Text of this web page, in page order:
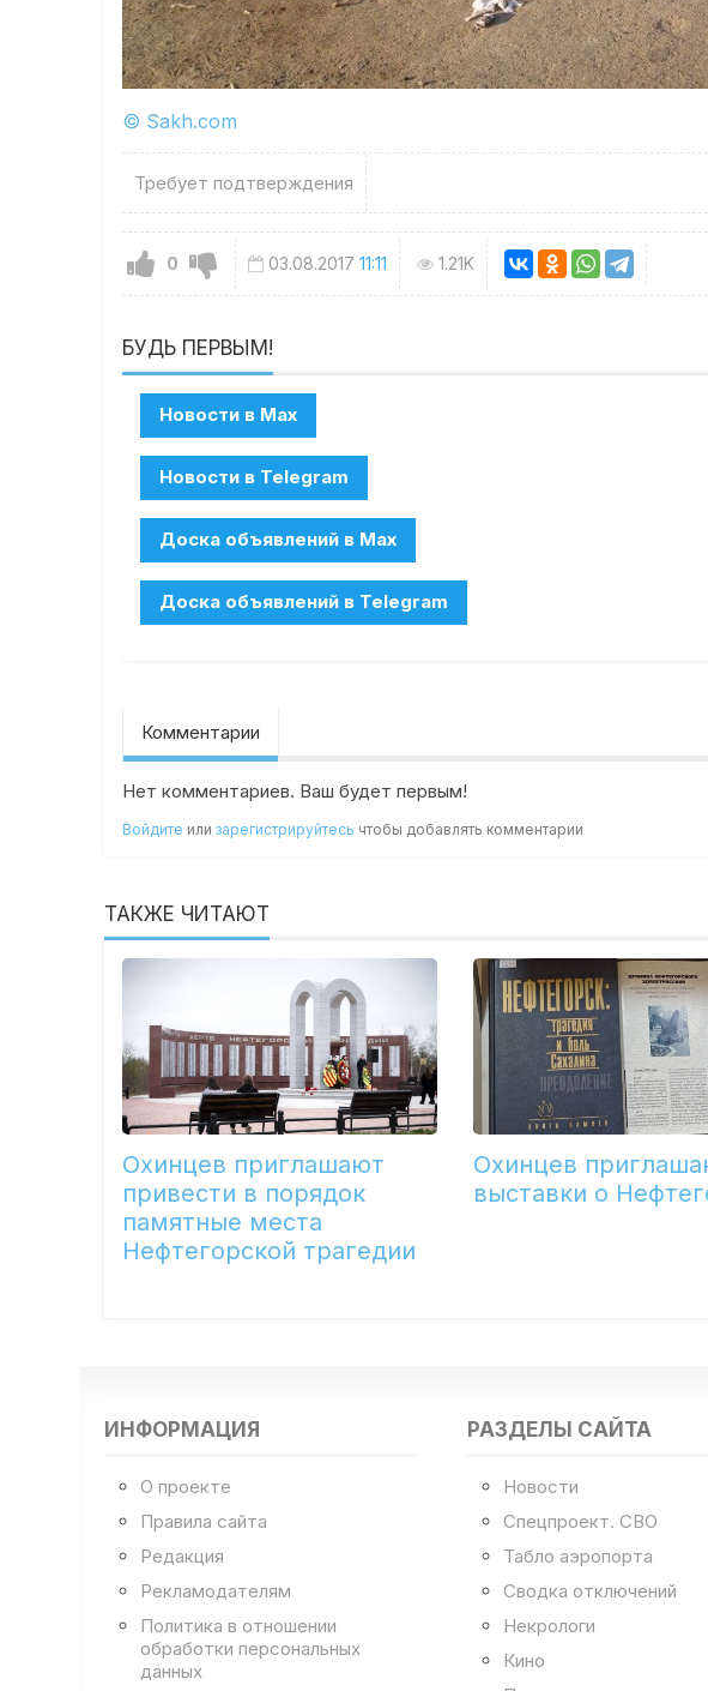
© Sakh.com
Требует подтверждения
0 03.08.2017 11:11 1.21K
БУДЬ ПЕРВЫМ!
Комментарии
Нет комментариев. Ваш будет первым!
Войдите илизарегистрируйтесь чтобы добавлять комментарии
ТАКЖЕ ЧИТАЮТ
Охинцев приглашают
привести в порядок
памятные места
Нефтегорской трагедии
Охинцев
выставки о
ИНФОРМАЦИЯ
О проекте
Правила сайта
Редакция
Рекламодателям
Политика в отношении
обработки персональных
данных
РАЗДЕЛЫ САЙТА
Новости
Спецпроект. СВО
Табло аэропорта
Сводка отключений
Некрологи
Кино